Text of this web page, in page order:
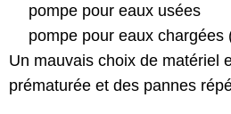
pompe pour eaux usées
pompe pour eaux chargées
Un mauvais choix de matériel
prématurée et des pannes